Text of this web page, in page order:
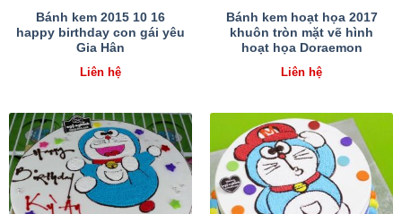
Bánh kem 2015 10 16
happy birthday con gái yêu
Gia Hân
Liên hệ
Bánh kem hoạt họa 2017
khuôn tròn mặt vẽ hình
hoạt họa Doraemon
Liên hệ